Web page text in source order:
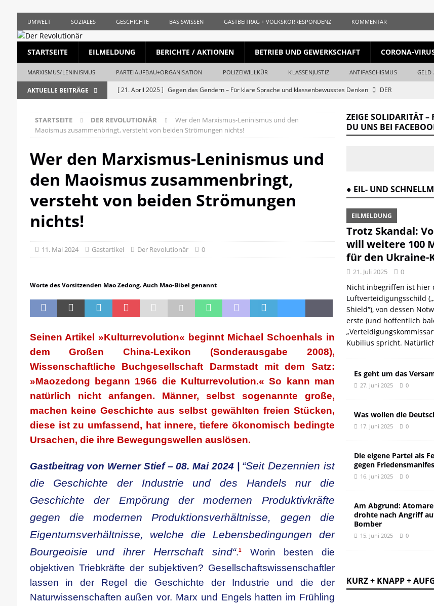
UMWELT SOZIALES GESCHICHTE BASISWISSEN GASTBEITRAG + VOLKSKORRESPONDENZ KOMMENTAR
STARTSEITE EILMELDUNG BERICHTE / AKTIONEN BETRIEB UND GEWERKSCHAFT CORONA-
MARXISMUS/LENINISMUS PARTEIAUFBAU+ORGANISATION POLIZEIWILLKÜR KLASSENJUSTIZ ANTIFASCHISMUS GELD
AKTUELLE BEITRÄGE [ 21. April 2025 ] Gegen das Gendern – Für klare Sprache und klassenbewusstes Denken
DER
[ 5. April 2025 ]
Union und AfD erstmals gleichauf
KURZ + KNAPP + AUFGESCHNAPPT
[ 19. April 2023 ] 1. Mai: Gegen Krise, Krieg und Kapital
DER REVOLUTIONÄR
[ 19. Mai 2026 ] Stalingrad – Der Anfang vom Ende
DER REVOLUTIONÄR
[ 28. April 2026 ]
1956, Ungarn und der Verrat des Revisionismus: Der Klassenkampf hinter der Lüge
DER
DER REVOLUTIONÄR
DER REVOLUTIONÄR
Klassenkampf von oben: Wie der DGB seine eigenen Genossen verriet DER REVOLUTIONÄR
STARTSEITE DER REVOLUTIONÄR
Wer den Marxismus-Leninismus und den
Maoismus zusammenbringt, versteht von beiden Strömungen nichts!
Wer den Marxismus-Leninismus und
den Maoismus zusammenbringt,
versteht von beiden Strömungen
nichts!
11. Mai 2024 Gastartikel Der Revolutionär 0
Worte des Vorsitzenden Mao Zedong. Auch Mao-Bibel genannt
Seinen Artikel »Kulturrevolution« beginnt Michael Schoenhals in
dem Großen China-Lexikon (Sonderausgabe 2008),
Wissenschaftliche Buchgesellschaft Darmstadt mit dem Satz:
»Maozedong begann 1966 die Kulturrevolution.« So kann man
natürlich nicht anfangen. Männer, selbst sogenannte große,
machen keine Geschichte aus selbst gewählten freien Stücken,
diese ist zu umfassend, hat innere, tiefere ökonomisch bedingte
Ursachen, die ihre Bewegungswellen auslösen.
Gastbeitrag von Werner Stief – 08. Mai 2024 | “Seit Dezennien ist
die Geschichte der Industrie und des Handels nur die
Geschichte der Empörung der modernen Produktivkräfte
gegen die modernen Produktionsverhältnisse, gegen die
Eigentumsverhältnisse, welche die Lebensbedingungen der
Bourgeoisie und ihrer Herrschaft sind“.1
Worin besten die
objektiven Triebkräfte der subjektiven? Gesellschaftswissenschaftler
lassen in der Regel die Geschichte der Industrie und die der
Naturwissenschaften außen vor. Marx und Engels hatten im Frühling
ZEIGE SOLIDARITÄT –
DU UNS BEI
● EIL- UND
EILMELDUNG
Trotz Skandal:
will weitere 100
für den Ukraine-
21. Juli 2025 0
Nicht inbegriffen ist hier
Luftverteidigungsschild
Shield“), von dessen
erste (und hoffentlich
Kubilius spricht.
Es geht um das
27. Juni 2025 0
Was wollen die
17. Juni 2025 0
Die eigene Partei als
gegen
16. Juni 2025 0
Am Abgrund:
drohte nach Angriff
Bomber
15. Juni 2025 0
KURZ + KNAPP +